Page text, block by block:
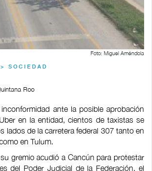
Foto: Miguel Améndola
SOCIEDAD
Roo
ante la posible aprobación
en la entidad, cientos de taxistas se
lados de la carretera federal 307 tanto en
en Tulum.
gremio acudió a Cancún para protestar
del Poder Judicial de la Federación, el